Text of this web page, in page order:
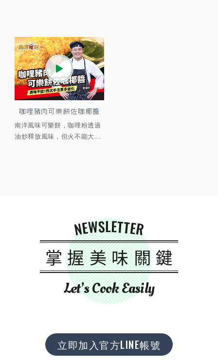
咖哩豬肉可樂餅佐咖椰醬
南洋風味可樂餅，咖哩粉透過
油炒釋放風味，但火不能大...
NEWSLETTER
掌握美味關鍵
Let’s Cook Easily
立即加入官方LINE帳號